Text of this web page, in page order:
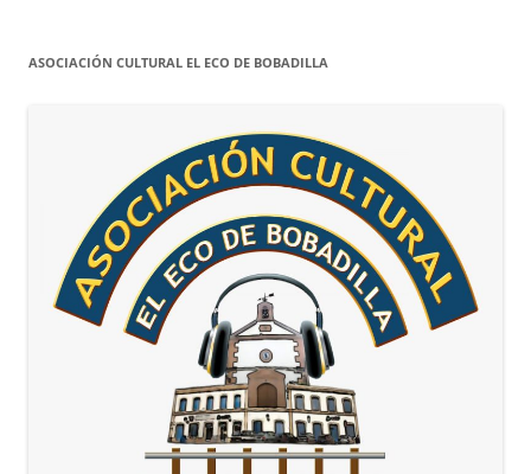
ASOCIACIÓN CULTURAL EL ECO DE BOBADILLA